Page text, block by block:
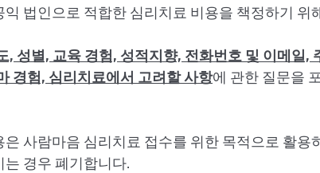
익 법인으로 적합한 심리치료 비용을 책정하기 위
, 성별, 교육 경험, 성적지향, 전화번호 및 이메일,
경험, 심리치료에서 고려할 사항에 관한 질문을
은 사람마음 심리치료 접수를 위한 목적으로 활용
경우 폐기합니다.